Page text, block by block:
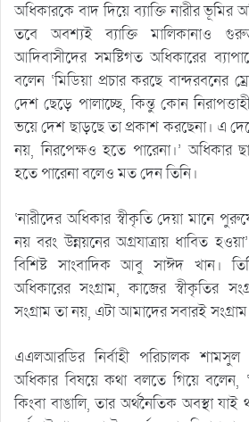
অধিকারকে বাদ দিয়ে ব্যাক্তি নারীর ভূমির
তবে অবশ্যই ব্যাক্তি মালিকানাও
আদিবাসীদের সমষ্টিগত অধিকারের
বলেন ‘মিডিয়া প্রচার করছে বান্দরবনের
দেশ ছেড়ে পালাচ্ছে, কিন্তু কোন
ভয়ে দেশ ছাড়ছে তা প্রকাশ করছেনা। এ
নয়, নিরপেক্ষও হতে পারেনা।’ অধিকার
হতে পারেনা বলেও মত দেন তিনি।
‘নারীদের অধিকার স্বীকৃতি দেয়া মানে
নয় বরং উন্নয়নের অগ্রযাত্রায় ধাবিত
বিশিষ্ট সাংবাদিক আবু সাঈদ খান।
অধিকারের সংগ্রাম, কাজের স্বীকৃতির
সংগ্রাম তা নয়, এটা আমাদের সবারই
এএলআরডির নির্বাহী পরিচালক শামসুল
অধিকার বিষয়ে কথা বলতে গিয়ে বলেন,
কিংবা বাঙালি, তার অর্থনৈতিক অবস্থা